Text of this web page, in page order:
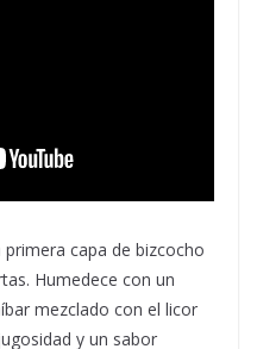
capa de bizcocho
Humedece con un
mezclado con el licor
y un sabor